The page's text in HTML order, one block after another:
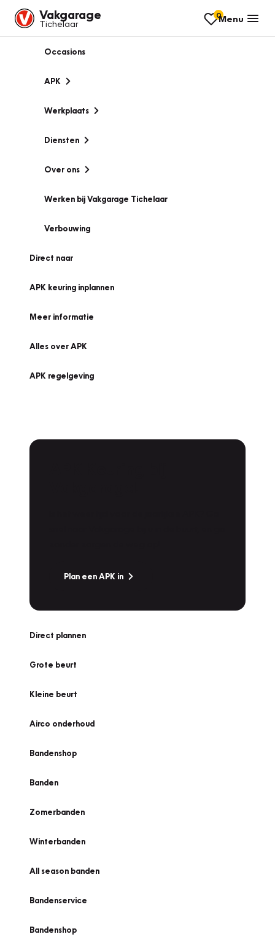
Vakgarage
Tichelaar
0Menu
Occasions
APK
Werkplaats
Diensten
Over ons
Werken bij Vakgarage Tichelaar
Verbouwing
Direct naar
APK keuring inplannen
Meer informatie
Alles over APK
APK regelgeving
Plan een APK in
Direct plannen
Grote beurt
Kleine beurt
Airco onderhoud
Bandenshop
Banden
Zomerbanden
Winterbanden
All season banden
Bandenservice
Bandenshop